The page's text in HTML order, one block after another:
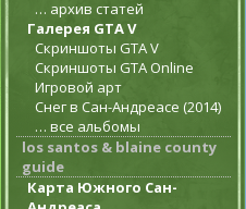
… архив статей
Галерея GTA V
Скриншоты GTA V
Скриншоты GTA Online
Игровой арт
Снег в Сан-Андреасе (2014)
… все альбомы
los santos & blaine county
guide
Карта Южного Сан-